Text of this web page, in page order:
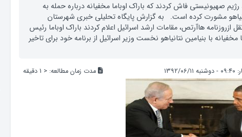
صهیونیستی فاش کردند که باراک اوباما مخفیانه درباره حمله به
مشورت کرده است. به گزارش پایگاه تحلیلی خبری شهرستان
ازروزنامه هاآرتص، مقامات ارشد اسرائیل اعلام کردند باراک اوباما رئیس
با بنیامین نتانیاهو نخست وزیر اسرائیل از برنامه خود برای تاخیر
۱۱ مدت زمان مطالعه: < 1 دقیقه